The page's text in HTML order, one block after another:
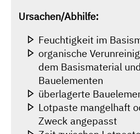
Ursachen/Abhilfe:
Feuchtigkeit im
organische
dem Basismaterial und
Bauelementen
überlagerte
Lotpaste mangelhaft
Zweck angepasst